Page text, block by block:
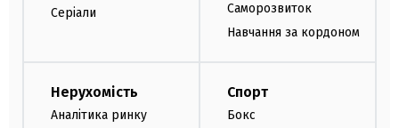
Серіали
Саморозвиток
Навчання за кордоном
Нерухомість
Аналітика ринку
Спорт
Бокс